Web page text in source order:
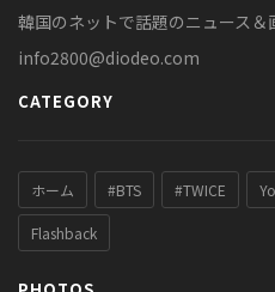
韓国のネットで話題のニュース＆
info2800@diodeo.com
CATEGORY
ホーム #BTS #TWICE
Flashback